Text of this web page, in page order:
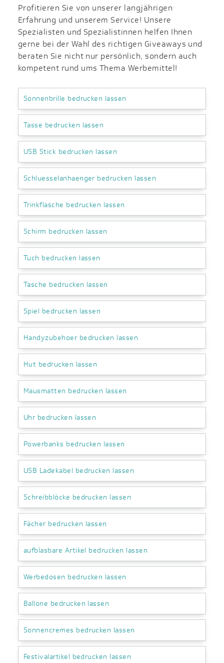
Profitieren Sie von unserer langjährigen
Erfahrung und unserem Service! Unsere
Spezialisten und Spezialistinnen helfen Ihnen
gerne bei der Wahl des richtigen Giveaways und
beraten Sie nicht nur persönlich, sondern auch
kompetent rund ums Thema Werbemittel!
Sonnenbrille bedrucken lassen
Tasse bedrucken lassen
USB Stick bedrucken lassen
Schluesselanhaenger bedrucken lassen
Trinkflasche bedrucken lassen
Schirm bedrucken lassen
Tuch bedrucken lassen
Tasche bedrucken lassen
Spiel bedrucken lassen
Handyzubehoer bedrucken lassen
Hut bedrucken lassen
Mausmatten bedrucken lassen
Uhr bedrucken lassen
Powerbanks bedrucken lassen
USB Ladekabel bedrucken lassen
Schreibblöcke bedrucken lassen
Fächer bedrucken lassen
aufblasbare Artikel bedrucken lassen
Werbedosen bedrucken lassen
Ballone bedrucken lassen
Sonnencremes bedrucken lassen
Festivalartikel bedrucken lassen